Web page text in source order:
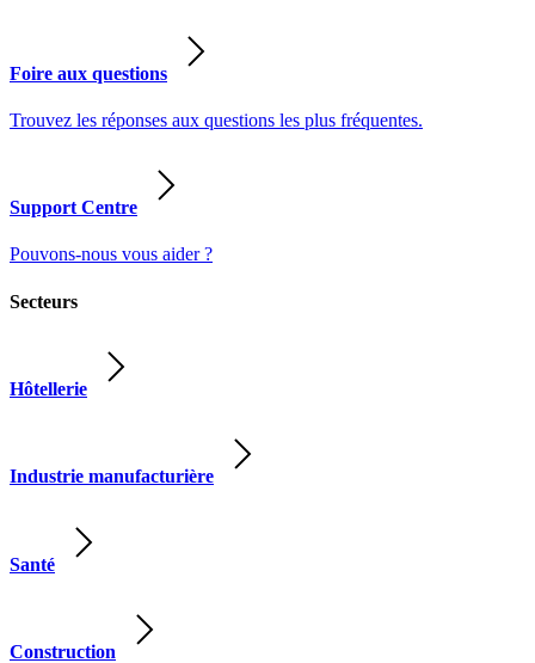
Foire aux questions
Trouvez les réponses aux questions les plus fréquentes.
Support Centre
Pouvons-nous vous aider ?
Secteurs
Hôtellerie
Industrie manufacturière
Santé
Construction